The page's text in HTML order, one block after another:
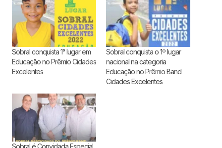
Sobral conquista 1° lugar em
Educação no Prêmio Cidades
Excelentes
Sobral conquista o 1º lugar
nacional na categoria
Educação no Prêmio Band
Cidades Excelentes